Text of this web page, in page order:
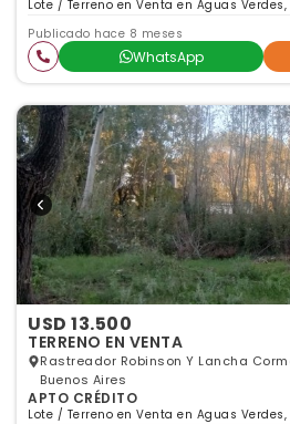
Lote / Terreno en Venta en Aguas Verdes,
Publicado hace 8 meses
WhatsApp
USD 13.500
TERRENO EN VENTA
Rastreador Robinson Y Lancha
Buenos Aires
APTO CRÉDITO
Lote / Terreno en Venta en Aguas Verdes,